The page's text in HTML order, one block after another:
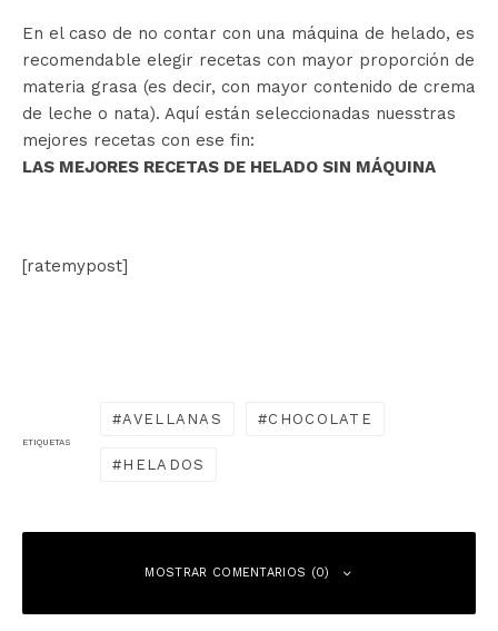
En el caso de no contar con una máquina de helado, es
recomendable elegir recetas con mayor proporción de
materia grasa (es decir, con mayor contenido de crema
de leche o nata). Aquí están seleccionadas nuesstras
mejores recetas con ese fin:
LAS MEJORES RECETAS DE HELADO SIN MÁQUINA
[ratemypost]
ETIQUETAS
AVELLANAS CHOCOLATE
HELADOS
MOSTRAR COMENTARIOS (0)